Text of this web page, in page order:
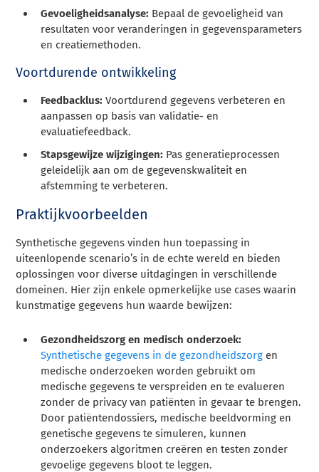
Gevoeligheidsanalyse: Bepaal de gevoeligheid van
resultaten voor veranderingen in gegevensparameters
en creatiemethoden.
Voortdurende ontwikkeling
Feedbacklus:Voortdurend gegevens verbeteren en
aanpassen op basis van validatie- en
evaluatiefeedback.
Stapsgewijze wijzigingen: Pas generatieprocessen
geleidelijk aan om de gegevenskwaliteit en
afstemming te verbeteren.
Praktijkvoorbeelden
Synthetische gegevens vinden hun toepassing in
uiteenlopende scenario’s in de echte wereld en bieden
oplossingen voor diverse uitdagingen in verschillende
domeinen. Hier zijn enkele opmerkelijke use cases waarin
kunstmatige gegevens hun waarde bewijzen:
Gezondheidszorg en medisch onderzoek:
Synthetische gegevens in de gezondheidszorg en
medische onderzoeken worden gebruikt om
medische gegevens te verspreiden en te evalueren
zonder de privacy van patiënten in gevaar te brengen.
Door patiëntendossiers, medische beeldvorming en
genetische gegevens te simuleren, kunnen
onderzoekers algoritmen creëren en testen zonder
gevoelige gegevens bloot te leggen.